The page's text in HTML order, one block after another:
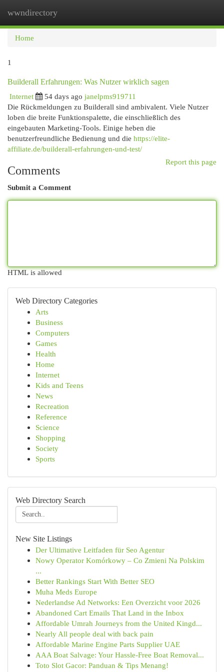
wwndirectory
Home
1
Builderall Erfahrungen: Was Nutzer wirklich sagen
Internet
54 days ago janelpms919711
Die Rückmeldungen zu Builderall sind ambivalent. Viele Nutzer
loben die breite Funktionspalette, die einschließlich des
eingebauten Marketing-Tools. Einige heben die
benutzerfreundliche Bedienung und die https://elite-
affiliate.de/builderall-erfahrungen-und-test/
Report this page
Comments
Submit a Comment
HTML is allowed
Web Directory Categories
Arts
Business
Computers
Games
Health
Home
Internet
Kids and Teens
News
Recreation
Reference
Science
Shopping
Society
Sports
Web Directory Search
New Site Listings
Der Ultimative Leitfaden für Seo Agentur
Nowy Operator Komórkowy – Co Zmieni Na Polskim
...
Better Rankings Start With Better SEO
Muha Meds Europe
Nederlandse Ad Networks: Een Overzicht voor 2026
Abandoned Cart Emails That Land in the Inbox
Affordable Umrah Journeys from the United Kingd...
Nearly All people deal with back pain
Affordable Marine Engine Parts Supplier UAE
AAA Boat Salvage: Your Hassle-Free Boat Removal...
Toto Slot Gacor: Panduan & Tips Menang!